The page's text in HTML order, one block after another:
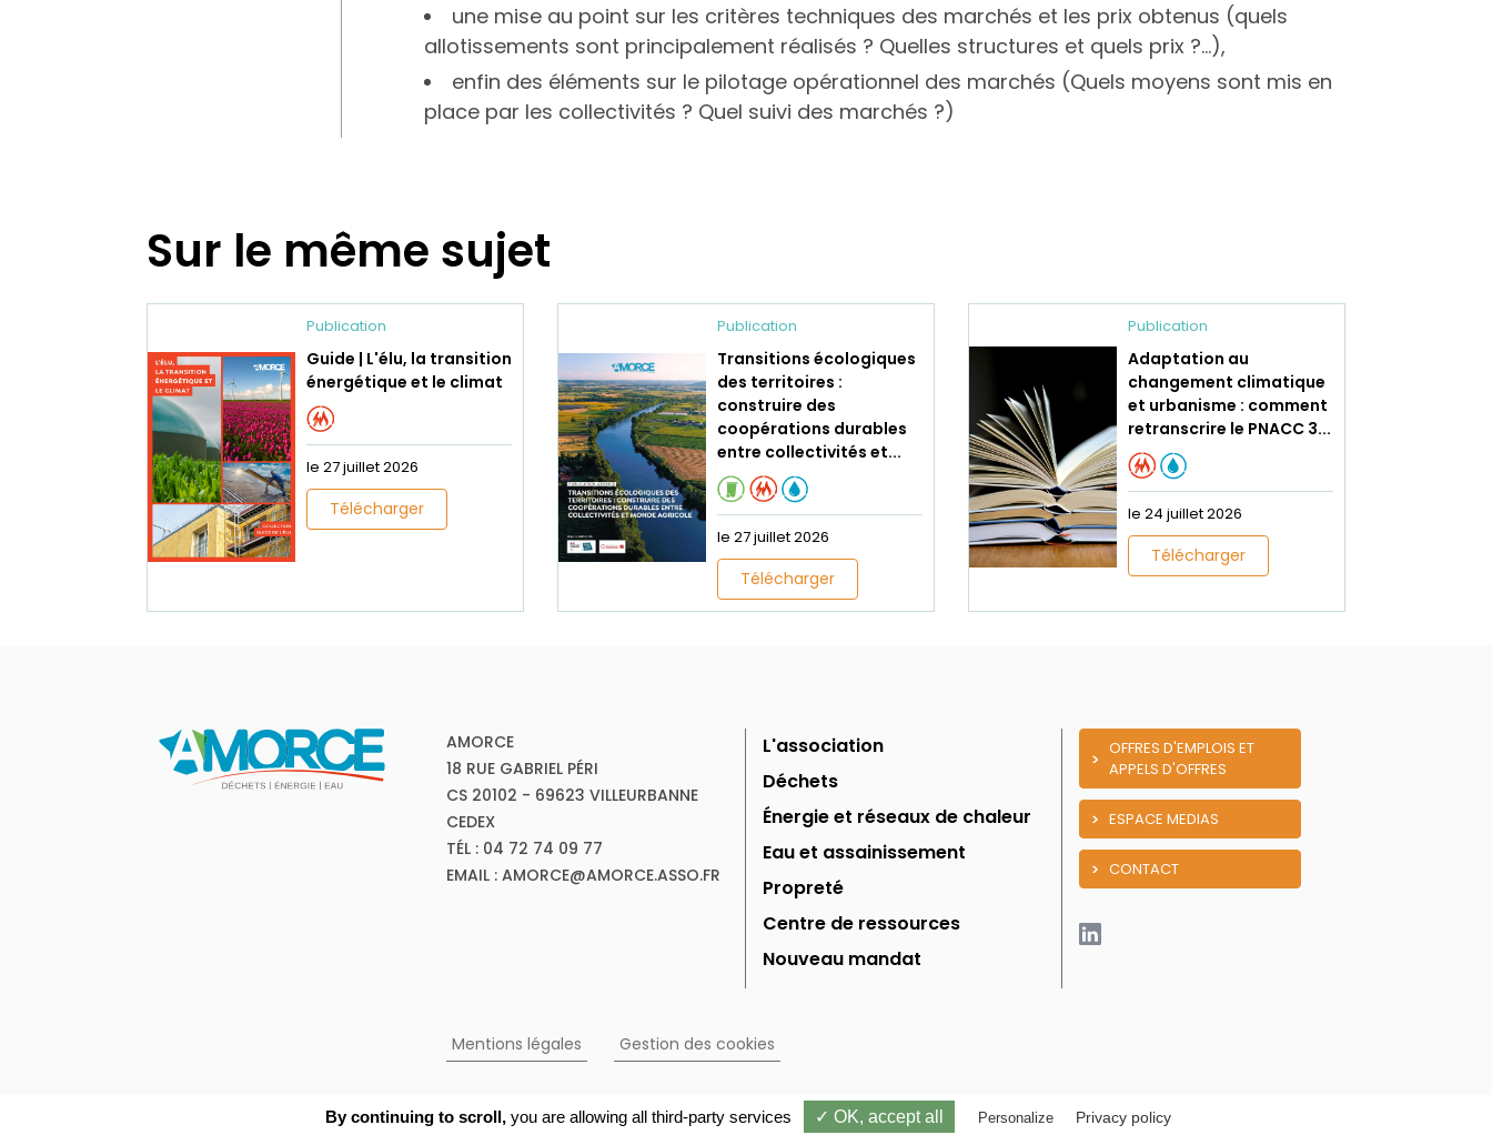
une mise au point sur les critères techniques des marchés et les prix obtenus (quels
allotissements sont principalement réalisés ? Quelles structures et quels prix ?...),
enfin des éléments sur le pilotage opérationnel des marchés (Quels moyens sont mis en
place par les collectivités ? Quel suivi des marchés ?)
Sur le même sujet
Publication
Guide | L'élu, la transition
énergétique et le climat
le 27 juillet 2026
Télécharger
Publication
Transitions écologiques
des territoires :
construire des
coopérations durables
entre collectivités et...
le 27 juillet 2026
Télécharger
Publication
Adaptation au
changement climatique
et urbanisme : comment
retranscrire le PNACC 3...
le 24 juillet 2026
Télécharger
AMORCE
18 RUE GABRIEL PÉRI
CS 20102 - 69623 VILLEURBANNE
CEDEX
TÉL : 04 72 74 09 77
EMAIL : AMORCE@AMORCE.ASSO.FR
L'association
Déchets
Énergie et réseaux de chaleur
Eau et assainissement
Propreté
Centre de ressources
Nouveau mandat
OFFRES D'EMPLOIS ET
APPELS D'OFFRES
ESPACE MEDIAS
CONTACT
Mentions légales Gestion des cookies
By continuing to scroll, you are allowing all third-party services ✓ OK, accept all Personalize Privacy policy